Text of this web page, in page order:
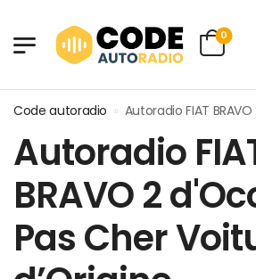
0
Code autoradio » Autoradio FIAT BRAVO
Autoradio
BRAVO 2
Pas Cher